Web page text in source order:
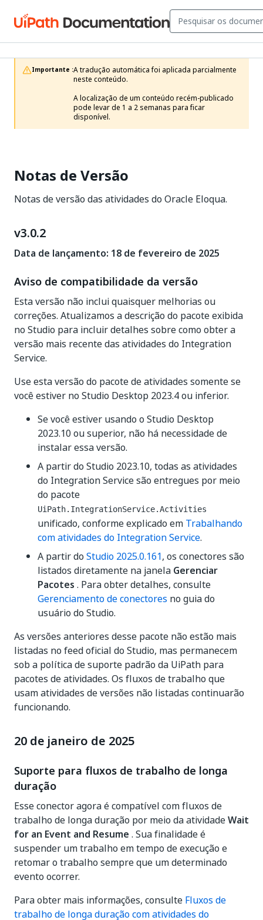
Importante :A tradução automática foi aplicada parcialmente
neste conteúdo.
A localização de um conteúdo recém-publicado
pode levar de 1 a 2 semanas para ficar
disponível.
Notas de Versão
Notas de versão das atividades do Oracle Eloqua.
v3.0.2
Data de lançamento: 18 de fevereiro de 2025
Aviso de compatibilidade da versão
Esta versão não inclui quaisquer melhorias ou
correções. Atualizamos a descrição do pacote exibida
no Studio para incluir detalhes sobre como obter a
versão mais recente das atividades do Integration
Service.
Use esta versão do pacote de atividades somente se
você estiver no Studio Desktop 2023.4 ou inferior.
Se você estiver usando o Studio Desktop
2023.10 ou superior, não há necessidade de
instalar essa versão.
A partir do Studio 2023.10, todas as atividades
do Integration Service são entregues por meio
do pacote
UiPath.IntegrationService.Activities
unificado, conforme explicado em Trabalhando
com atividades do Integration Service.
A partir do Studio 2025.0.161, os conectores são
listados diretamente na janela Gerenciar
Pacotes . Para obter detalhes, consulte
Gerenciamento de conectores no guia do
usuário do Studio.
As versões anteriores desse pacote não estão mais
listadas no feed oficial do Studio, mas permanecem
sob a política de suporte padrão da UiPath para
pacotes de atividades. Os fluxos de trabalho que
usam atividades de versões não listadas continuarão
funcionando.
20 de janeiro de 2025
Suporte para fluxos de trabalho de longa
duração
Esse conector agora é compatível com fluxos de
trabalho de longa duração por meio da atividadeWait
for an Event and Resume . Sua finalidade é
suspender um trabalho em tempo de execução e
retomar o trabalho sempre que um determinado
evento ocorrer.
Para obter mais informações, consulte Fluxos de
trabalho de longa duração com atividades do